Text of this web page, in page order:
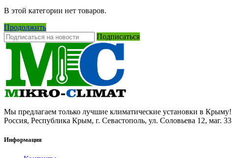
В этой категории нет товаров.
Продолжить
Подписаться
Мы предлагаем только лучшие климатические установки в Крыму!
Россия, Республика Крым, г. Севастополь, ул. Соловьева 12, маг. 33
Информация